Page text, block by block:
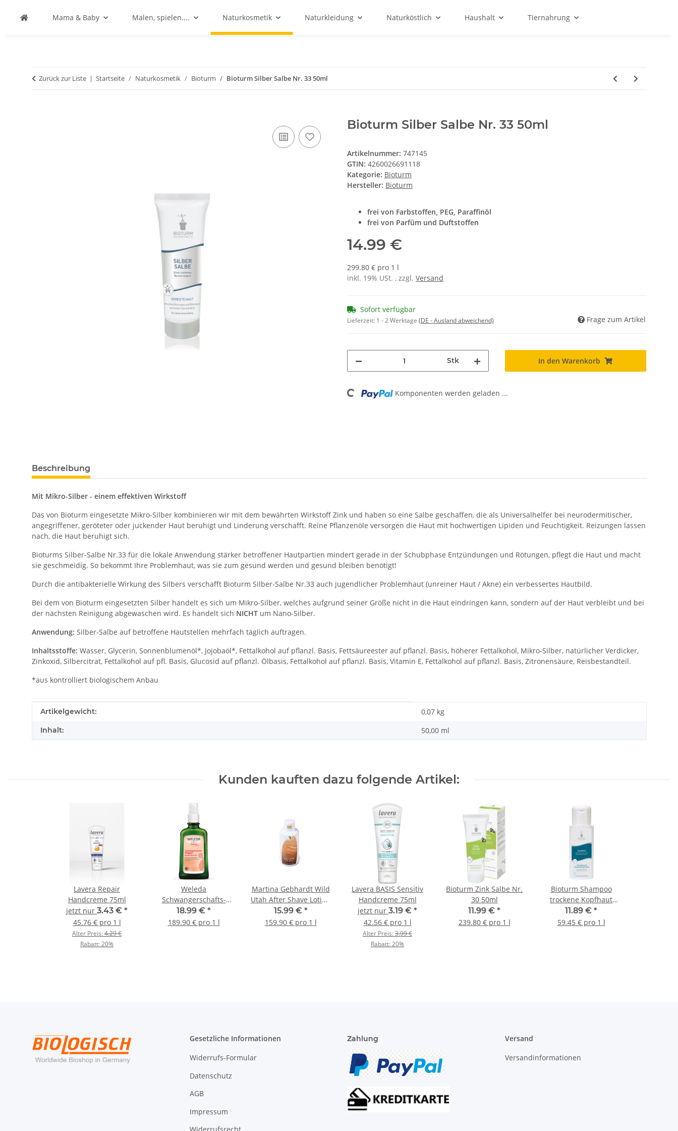
Mama & Baby Malen, spielen.... Naturkosmetik Naturkleidung Naturköstlich Haushalt Tiernahrung
Zurück zur Liste Startseite Naturkosmetik Bioturm Bioturm Silber Salbe Nr. 33 50ml
Bioturm Silber Salbe Nr. 33 50ml
Artikelnummer: 747145
GTIN: 4260026691118
Kategorie: Bioturm
Hersteller: Bioturm
frei von Farbstoffen, PEG, Paraffinöl
frei von Parfüm und Duftstoffen
14.99 €
299.80 € pro 1 l
inkl. 19% USt. , zzgl. Versand
Sofort verfügbar
Lieferzeit: 1 - 2 Werktage (DE - Ausland abweichend) Frage zum Artikel
Stk In den Warenkorb
Loading... Komponenten werden geladen ...
Beschreibung
Mit Mikro-Silber - einem effektiven Wirkstoff
Das von Bioturm eingesetzte Mikro-Silber kombinieren wir mit dem bewährten Wirkstoff Zink und haben so eine Salbe geschaffen, die als Universalhelfer bei neurodermitischer,
angegriffener, geröteter oder juckender Haut beruhigt und Linderung verschafft. Reine Pflanzenöle versorgen die Haut mit hochwertigen Lipiden und Feuchtigkeit. Reizungen lassen
nach, die Haut beruhigt sich.
Bioturms Silber-Salbe Nr.33 für die lokale Anwendung stärker betroffener Hautpartien mindert gerade in der Schubphase Entzündungen und Rötungen, pflegt die Haut und macht
sie geschmeidig. So bekommt Ihre Problemhaut, was sie zum gesund werden und gesund bleiben benötigt!
Durch die antibakterielle Wirkung des Silbers verschafft Bioturm Silber-Salbe Nr.33 auch jugendlicher Problemhaut (unreiner Haut / Akne) ein verbessertes Hautbild.
Bei dem von Bioturm eingesetzten Silber handelt es sich um Mikro-Silber, welches aufgrund seiner Größe nicht in die Haut eindringen kann, sondern auf der Haut verbleibt und bei
der nächsten Reinigung abgewaschen wird. Es handelt sich NICHT um Nano-Silber.
Anwendung: Silber-Salbe auf betroffene Hautstellen mehrfach täglich auftragen.
Inhaltsstoffe: Wasser, Glycerin, Sonnenblumenöl*, Jojobaöl*, Fettalkohol auf pflanzl. Basis, Fettsäureester auf pflanzl. Basis, höherer Fettalkohol, Mikro-Silber, natürlicher Verdicker,
Zinkoxid, Silbercitrat, Fettalkohol auf pfl. Basis, Glucosid auf pflanzl. Ölbasis, Fettalkohol auf pflanzl. Basis, Vitamin E, Fettalkohol auf pflanzl. Basis, Zitronensäure, Reisbestandteil.
*aus kontrolliert biologischem Anbau
Produkteigenschaft
Wert
Artikelgewicht: 0,07 kg
Inhalt: 50,00 ml
Kunden kauften dazu folgende Artikel:
Lavera Repair
Handcreme 75ml
jetzt nur 3.43 € *
45.76 € pro 1 l
Alter Preis:4.29 €
Rabatt:20%
Weleda
Schwangerschafts-
Pflegeöl 100ml
18.99 € *
189.90 € pro 1 l
Martina Gebhardt Wild
Utah After Shave Lotion
100ml
15.99 € *
159.90 € pro 1 l
Lavera BASIS Sensitiv
Handcreme 75ml
jetzt nur 3.19 € *
42.56 € pro 1 l
Alter Preis:3.99 €
Rabatt:20%
Bioturm Zink Salbe Nr.
30 50ml
11.99 € *
239.80 € pro 1 l
Bioturm Shampoo
trockene Kopfhaut
Nr.15 200ml
11.89 € *
59.45 € pro 1 l
Gesetzliche Informationen
Widerrufs-Formular
Datenschutz
AGB
Impressum
Zahlung Versand
Versandinformationen